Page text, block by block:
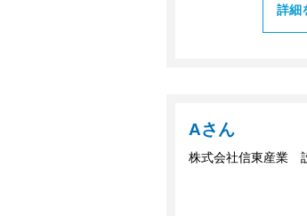
詳細
Aさん
株式会社信東産業